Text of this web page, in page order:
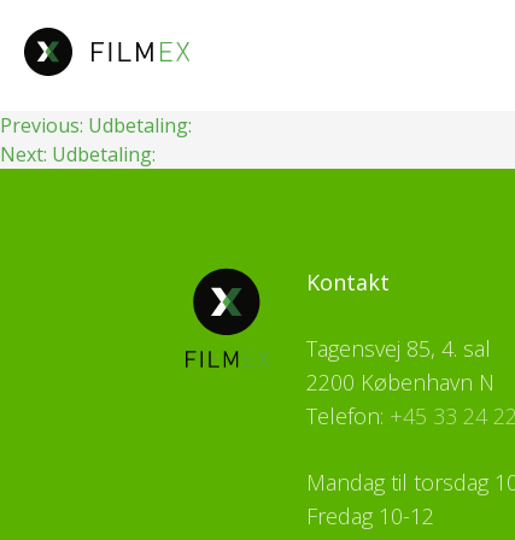
indhold
Indlægsnavigation
Previous: Udbetaling:
Next: Udbetaling:
Kontakt
Tagensvej 85, 4. sal
2200 København N
Telefon: +45 33 24
Mandag til torsdag
Fredag 10-12